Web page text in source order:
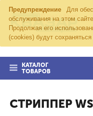
Предупреждение
Для
обслуживания на этом
Продолжая его
(cookies) будут
КАТАЛОГ
ТОВАРОВ
СТРИППЕР